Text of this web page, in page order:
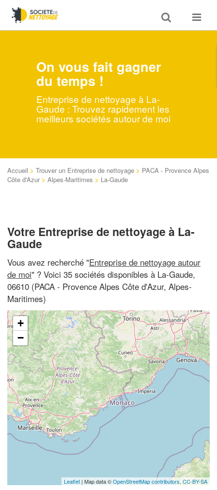
Toggle
search
Toggle
On vous fait gagner
du temps !
Entreprise de nettoyage à La-
Gaude : Trouvez rapidement les
meilleurs sociétés autour de moi
Accueil > Trouver un Entreprise de nettoyage > PACA - Provence Alpes
Côte d'Azur > Alpes-Maritimes > La-Gaude
Votre Entreprise de nettoyage à La-
Gaude
Vous avez recherché "Entreprise de nettoyage autour
de moi" ? Voici 35 sociétés disponibles à La-Gaude,
06610 (PACA - Provence Alpes Côte d'Azur, Alpes-
Maritimes)
+
−
Leaflet | Map data ©OpenStreetMap contributors, CC-BY-SA